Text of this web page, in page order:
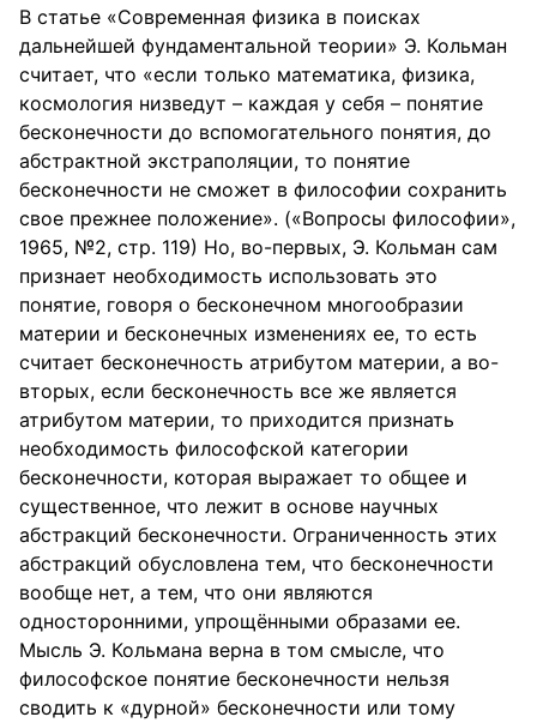
В статье «Современная физика в поисках
дальнейшей фундаментальной теории» Э. Кольман
считает, что «если только математика, физика,
космология низведут – каждая у себя – понятие
бесконечности до вспомогательного понятия, до
абстрактной экстраполяции, то понятие
бесконечности не сможет в философии сохранить
свое прежнее положение». («Вопросы философии»,
1965, №2, стр. 119) Но, во-первых, Э. Кольман сам
признает необходимость использовать это
понятие, говоря о бесконечном многообразии
материи и бесконечных изменениях ее, то есть
считает бесконечность атрибутом материи, а во-
вторых, если бесконечность все же является
атрибутом материи, то приходится признать
необходимость философской категории
бесконечности, которая выражает то общее и
существенное, что лежит в основе научных
абстракций бесконечности. Ограниченность этих
абстракций обусловлена тем, что бесконечности
вообще нет, а тем, что они являются
односторонними, упрощёнными образами ее.
Мысль Э. Кольмана верна в том смысле, что
философское понятие бесконечности нельзя
сводить к «дурной» бесконечности или тому